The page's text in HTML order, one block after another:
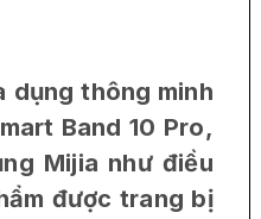
dụng thông minh
Band 10 Pro,
Mijia như điều
được trang bị